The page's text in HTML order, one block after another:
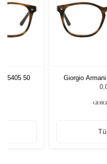
5405 50
Giorgio